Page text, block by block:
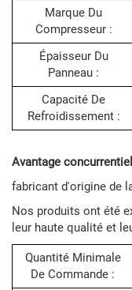
Marque Du
Compresseur :
Épaisseur Du
Panneau :
Capacité De
Refroidissement :
Avantage
fabricant d'origine de
Nos produits ont été
leur haute qualité et
Quantité Minimale
De Commande :